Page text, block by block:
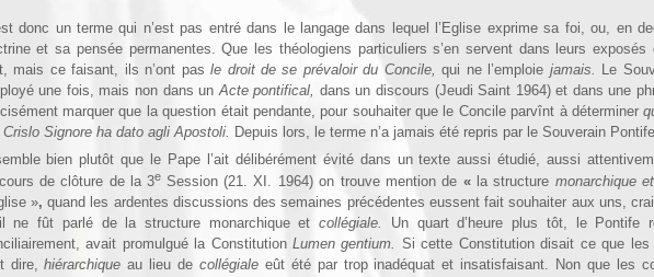
donc un terme qui n’est pas entré dans le langage dans lequel l’Eglise exprime sa foi, ou, en
et sa pensée permanentes. Que les théologiens particuliers s’en servent dans leurs exposés
mais ce faisant, ils n’ont pasle droit de se prévaloir du Concile,qui ne l’emploie jamais.
Le
une fois, mais non dans un Acte pontifical, dans un discours (Jeudi Saint 1964) et dans une
marquer que la question était pendante, pour souhaiter que le Concile parvînt à déterminer
Signo­re ha dato agli Apostoli.
Depuis lors, le terme n’a jamais été repris par le Souverain Pontife.
bien plutôt que le Pape l’ait délibérément évité dans un texte aussi étudié, aussi
de clôture de la 3e Session (21. XI. 1964) on trouve mention de « la structure monarchique
»,quand les ardentes discussions des semaines précédentes eussent fait souhaiter aux uns,
ne fût parlé de la structure monarchique etcollégiale. Un quart d’heure plus tôt, le Pontife
avait promul­gué la ConstitutionLumen gentium. Si cette Constitution disait ce que les
dire,hiérarchiqueau lieu decollégiale eût été par trop inadéquat et insa­tisfaisant. Non que les